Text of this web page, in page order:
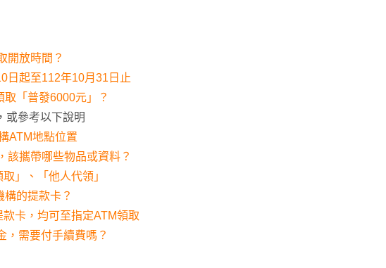
開放時間？
日起至112年10月31日止
「普發6000元」？
或參考以下說明
ATM地點位置
該攜帶哪些物品或資料？
」、「他人代領」
的提款卡？
卡，均可至指定ATM領取
，需要付手續費嗎？